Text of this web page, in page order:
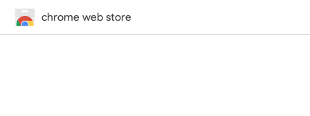
chrome web store